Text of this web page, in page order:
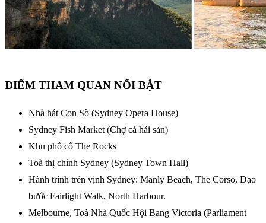
ĐIỂM THAM QUAN NỔI BẬT
Nhà hát Con Sò (Sydney Opera House)
Sydney Fish Market (Chợ cá hải sản)
Khu phố cổ The Rocks
Toà thị chính Sydney (Sydney Town Hall)
Hành trình trên vịnh Sydney: Manly Beach, The Corso, Dạo
bước Fairlight Walk, North Harbour.
Melbourne, Toà Nhà Quốc Hội Bang Victoria (Parliament